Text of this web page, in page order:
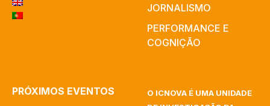
JORNALISMO
PERFORMANCE E
COGNIÇÃO
PRÓXIMOS EVENTOS
O ICNOVA É UMA UNIDADE